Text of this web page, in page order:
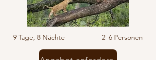
9 Tage, 8 Nächte 2–6 Personen